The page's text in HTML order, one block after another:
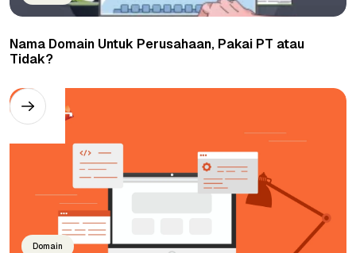
Nama Domain Untuk Perusahaan, Pakai PT atau
Tidak?
Domain